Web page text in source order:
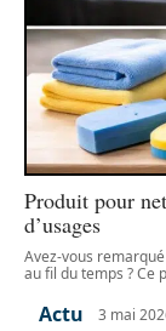
Produit pour
d’usages
Avez-vous
au fil du temps ? Ce
Actu 3 mai